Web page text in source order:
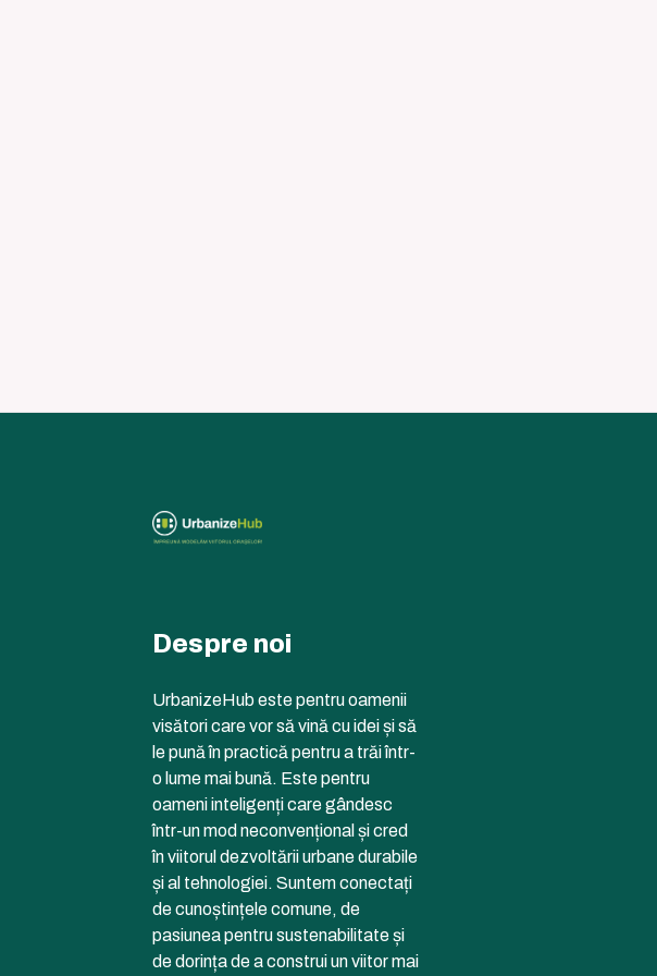
Despre noi
UrbanizeHub este pentru oamenii
visători care vor să vină cu idei și să
le pună în practică pentru a trăi într-
o lume mai bună. Este pentru
oameni inteligenți care gândesc
într-un mod neconvențional și cred
în viitorul dezvoltării urbane durabile
și al tehnologiei. Suntem conectați
de cunoștințele comune, de
pasiunea pentru sustenabilitate și
de dorința de a construi un viitor mai